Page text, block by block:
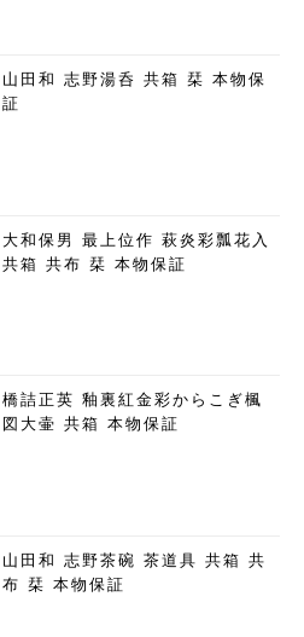
山田和 志野湯呑 共箱 栞 本物保
証
大和保男 最上位作 萩炎彩瓢花入
共箱 共布 栞 本物保証
橋詰正英 釉裏紅金彩からこぎ楓
図大壷 共箱 本物保証
山田和 志野茶碗 茶道具 共箱 共
布 栞 本物保証